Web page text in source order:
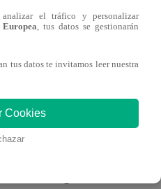
colectivo que entrará en
de América -varios
de Inauguración de
el tráfico y personalizar
, tus datos se gestionarán
tus datos te invitamos leer nuestra
Cookies